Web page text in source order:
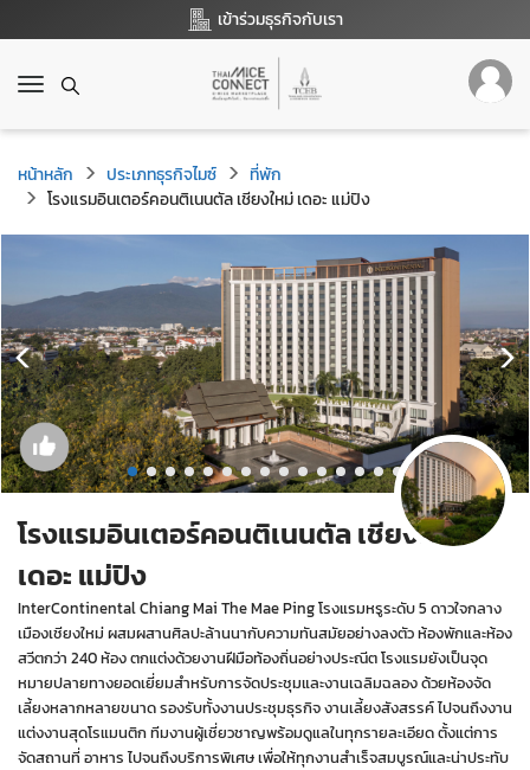
เข้าร่วมธุรกิจกับเรา
T
g
g
l
e
n
i
g
a
t
i
o
n
หน้าหลัก ประเภทธุรกิจไมซ์
ที่พัก
โรงแรมอินเตอร์คอนติเนนตัล เชียงใหม่ เดอะ แม่ปิง
โรงแรมอินเตอร์คอนติเนนตัล เชียงใหม่
เดอะ แม่ปิง
InterContinental Chiang Mai The Mae Ping โรงแรมหรูระดับ 5 ดาวใจกลาง
เมืองเชียงใหม่ ผสมผสานศิลปะล้านนากับความทันสมัยอย่างลงตัว ห้องพักและห้อง
สวีตกว่า 240 ห้อง ตกแต่งด้วยงานฝีมือท้องถิ่นอย่างประณีต โรงแรมยังเป็นจุด
หมายปลายทางยอดเยี่ยมสำหรับการจัดประชุมและงานเฉลิมฉลอง ด้วยห้องจัด
เลี้ยงหลากหลายขนาด รองรับทั้งงานประชุมธุรกิจ งานเลี้ยงสังสรรค์ ไปจนถึงงาน
แต่งงานสุดโรแมนติก ทีมงานผู้เชี่ยวชาญพร้อมดูแลในทุกรายละเอียด ตั้งแต่การ
จัดสถานที่ อาหาร ไปจนถึงบริการพิเศษ เพื่อให้ทุกงานสำเร็จสมบูรณ์และน่าประทับ